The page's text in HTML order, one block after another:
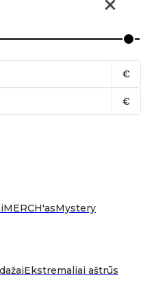
€
€
MERCH'asMystery
Ekstremaliai aštrūs